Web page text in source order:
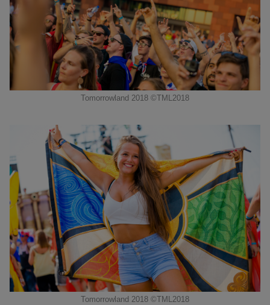
Tomorrowland 2018 ©TML2018
Tomorrowland 2018 ©TML2018